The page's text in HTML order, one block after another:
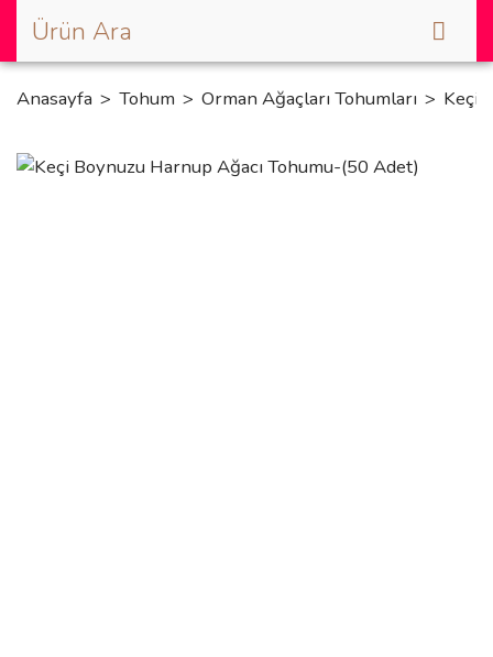
Anasayfa Tohum Orman Ağaçları Tohumları Keçi